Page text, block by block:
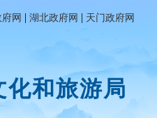
网 | 湖北政府网 | 天门政府网
化和旅游局